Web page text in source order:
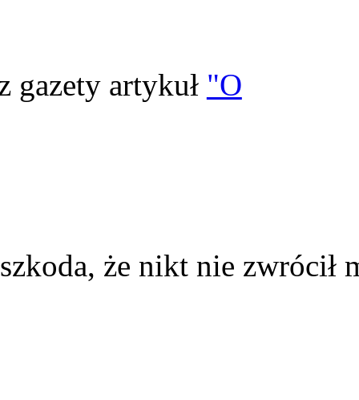
gazety artykuł "O
że nikt nie zwrócił